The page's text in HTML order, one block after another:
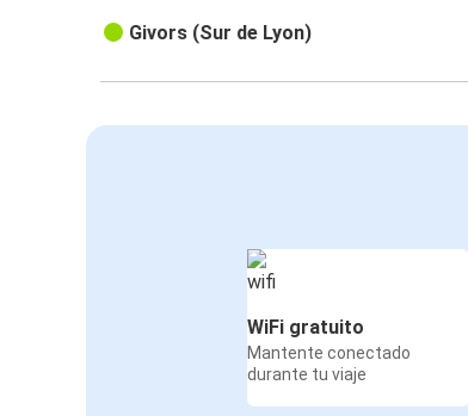
Givors (Sur de Lyon)
WiFi gratuito
Mantente conectado
durante tu viaje